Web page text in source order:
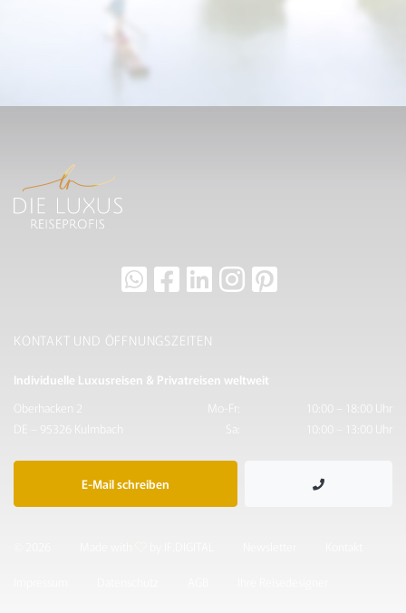
KONTAKT UND ÖFFNUNGSZEITEN
Individuelle Luxusreisen & Privatreisen weltweit
Oberhacken 2
DE – 95326 Kulmbach
Mo-Fr:
10:00 – 18:00 Uhr
Sa:
10:00 – 13:00 Uhr
E-Mail schreiben